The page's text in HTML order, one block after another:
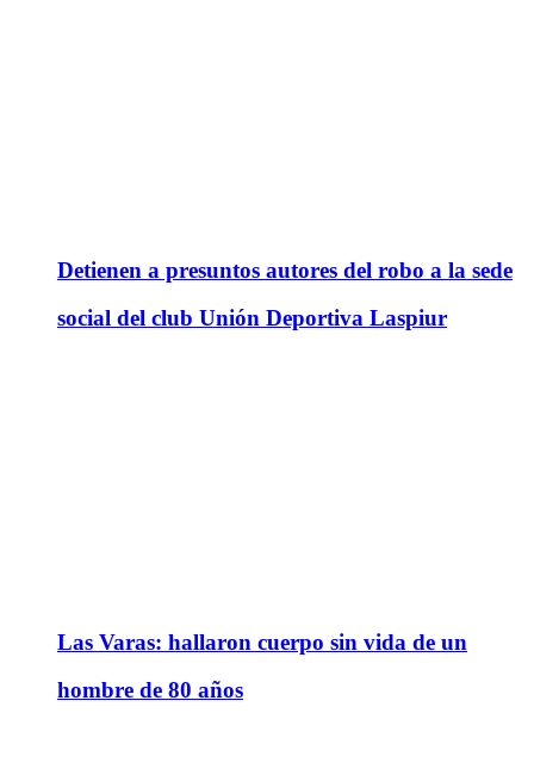
Detienen a presuntos autores del robo a la sede
social del club Unión Deportiva Laspiur
Las Varas: hallaron cuerpo sin vida de un
hombre de 80 años